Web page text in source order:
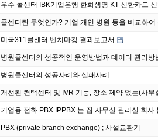
우수 콜센터 IBK기업은행 한화생명 KT 신
콜센터란 무엇인가? 기업 개인 병원 등을 비교하여
미국311콜센터 벤치마킹 결과보고서
병원콜센터의 성공적인 운영방법과 데이터 관리방
병원콜센터의 성공사례와 실패사례
개선된 컨택센터 및 IVR 기능, 장소 제약 없는(사무
기업용 전화 PBX IPPBX 는 집 사무실 관리
PBX (private branch exchange) ; 사설교환기